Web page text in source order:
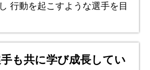
行動を起こすような選手を目
も共に学び成長してい